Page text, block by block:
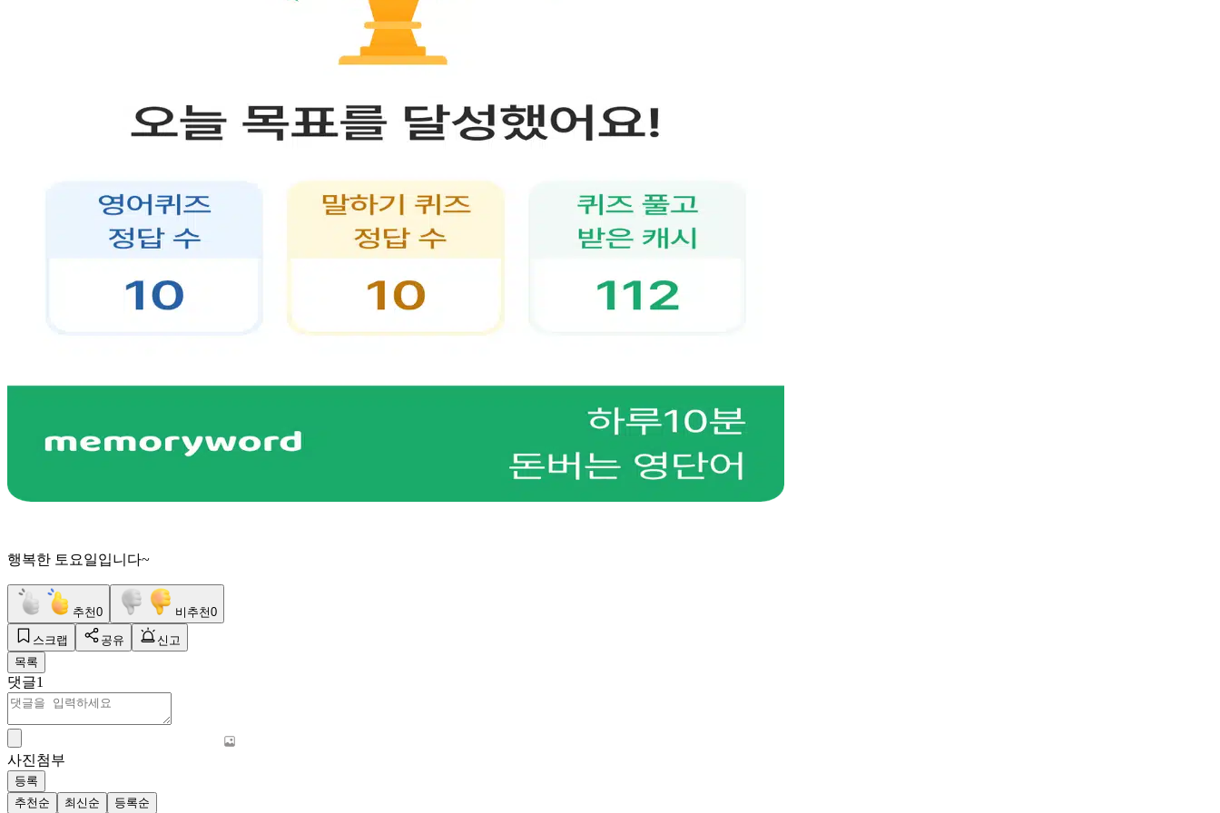
행복한 토요일입니다~
추천0 비추천0
스크랩 공유
신고
목록
댓글1
사진첨부
등록
추천순
최신순 등록순